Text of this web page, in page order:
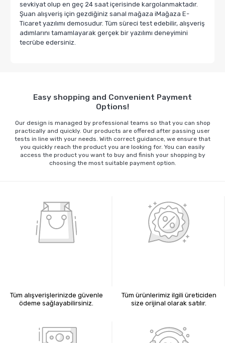
sevkiyat olup en geç 24 saat içerisinde kargolanmaktadır.
Şuan alışveriş için gezdiğiniz sanal mağaza iMağaza E-
Ticaret yazılımı demosudur. Tüm süreci test edebilir, alışveriş
adımlarını tamamlayarak gerçek bir yazılımı deneyimini
tecrübe edersiniz.
Easy shopping and Convenient Payment
Options!
Our design is managed by professional teams so that you can shop
practically and quickly. Our products are offered after passing user
tests in line with your needs. With correct guidance, we ensure that
you quickly reach the product you are looking for. You can easily
access the product you want to buy and finish your shopping by
choosing the most suitable payment option.
Tüm alışverişlerinizde güvenle
ödeme sağlayabilirsiniz.
Tüm ürünlerimiz ilgili üreticiden
size orijinal olarak satılır.